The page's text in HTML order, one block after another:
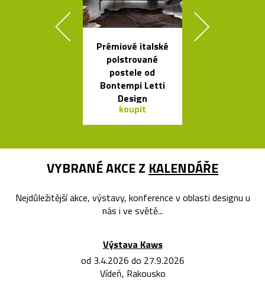
Prémiové italské
polstrované
postele od
Bontempi Letti
Design
koupit
VYBRANÉ AKCE Z KALENDÁŘE
Nejdůležitější akce, výstavy, konference v oblasti designu u
nás i ve světě...
Výstava Kaws
od 3.4.2026 do 27.9.2026
Vídeň, Rakousko